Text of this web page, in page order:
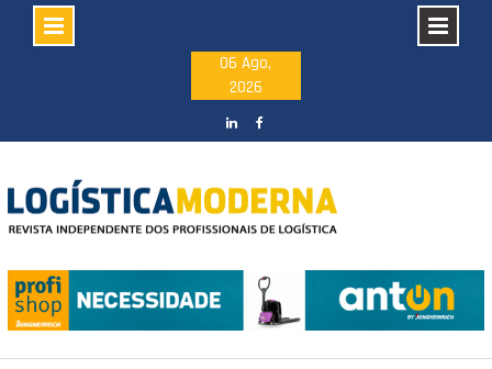
06 Ago,
2026